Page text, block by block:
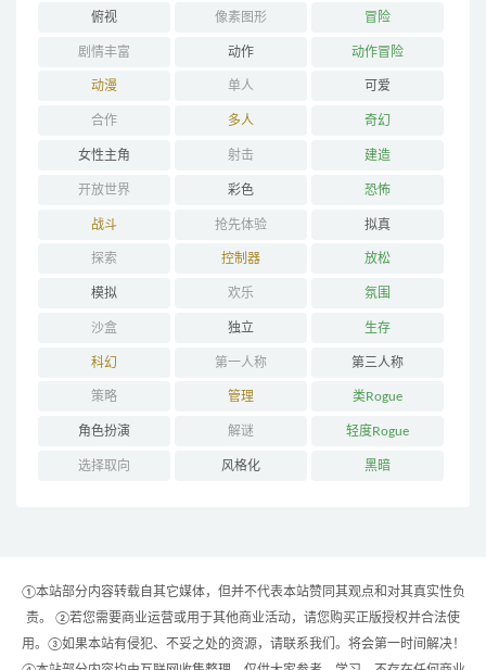
俯视 像素图形 冒险
剧情丰富 动作 动作冒险
动漫 单人 可爱
合作 多人 奇幻
女性主角 射击 建造
开放世界 彩色 恐怖
战斗 抢先体验 拟真
探索 控制器 放松
模拟 欢乐 氛围
沙盒 独立 生存
科幻 第一人称 第三人称
策略 管理 类Rogue
角色扮演 解谜 轻度Rogue
选择取向 风格化 黑暗
①本站部分内容转载自其它媒体，但并不代表本站赞同其观点和对其真实性负
责。 ②若您需要商业运营或用于其他商业活动，请您购买正版授权并合法使
用。③如果本站有侵犯、不妥之处的资源，请联系我们。将会第一时间解决！